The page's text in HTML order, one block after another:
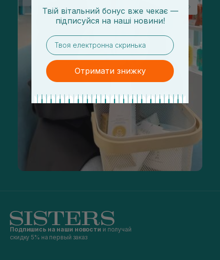
Подпишись на наши новости и получай
скидку 5% на первый заказ
Твій вітальний бонус вже чекає —
підписуйся на наші новини!
email
Отримати знижку